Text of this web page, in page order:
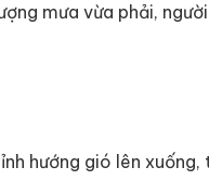
mưa vừa phải,
hướng gió lên